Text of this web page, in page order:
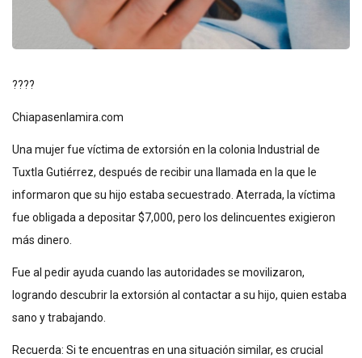
????
Chiapasenlamira.com
Una mujer fue víctima de extorsión en la colonia Industrial de
Tuxtla Gutiérrez, después de recibir una llamada en la que le
informaron que su hijo estaba secuestrado. Aterrada, la víctima
fue obligada a depositar $7,000, pero los delincuentes exigieron
más dinero.
Fue al pedir ayuda cuando las autoridades se movilizaron,
logrando descubrir la extorsión al contactar a su hijo, quien estaba
sano y trabajando.
Recuerda: Si te encuentras en una situación similar, es crucial